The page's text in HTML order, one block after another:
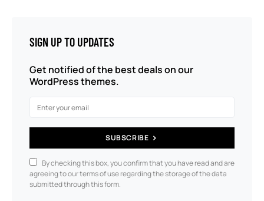
SIGN UP TO UPDATES
Get notified of the best deals on our
WordPress themes.
SUBSCRIBE
By checking this box, you confirm that you have read and are
agreeing to our terms of use regarding the storage of the data
submitted through this form.